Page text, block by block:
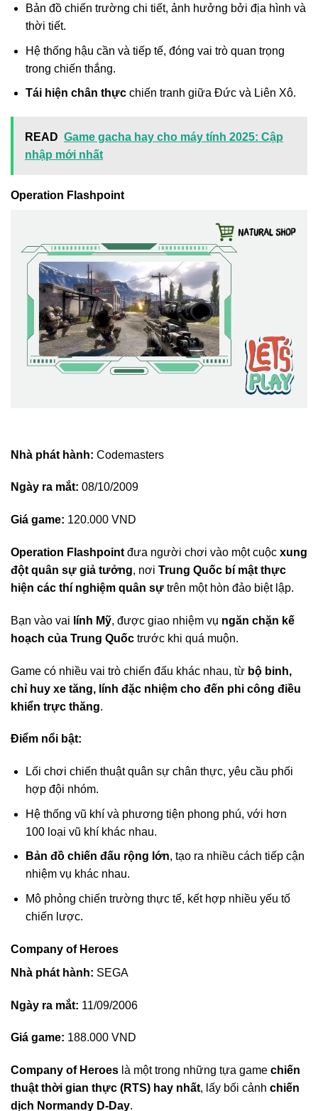
Bản đồ chiến trường chi tiết, ảnh hưởng bởi địa hình và
thời tiết.
Hệ thống hậu cần và tiếp tế, đóng vai trò quan trọng
trong chiến thắng.
Tái hiện chân thựcchiến tranh giữa Đức và Liên Xô.
READ Game gacha hay cho máy tính 2025: Cập
nhập mới nhất
Operation Flashpoint
Nhà phát hành: Codemasters
Ngày ra mắt: 08/10/2009
Giá game: 120.000 VND
Operation Flashpoint đưa người chơi vào một cuộc xung
đột quân sự giả tưởng, nơi Trung Quốc bí mật thực
hiện các thí nghiệm quân sự trên một hòn đảo biệt lập.
Bạn vào vai lính Mỹ, được giao nhiệm vụ ngăn chặn kế
hoạch của Trung Quốc trước khi quá muộn.
Game có nhiều vai trò chiến đấu khác nhau, từ bộ binh,
chỉ huy xe tăng, lính đặc nhiệm cho đến phi công điều
khiển trực thăng.
Điểm nổi bật:
Lối chơi chiến thuật quân sự chân thực, yêu cầu phối
hợp đội nhóm.
Hệ thống vũ khí và phương tiện phong phú, với hơn
100 loại vũ khí khác nhau.
Bản đồ chiến đấu rộng lớn, tạo ra nhiều cách tiếp cận
nhiệm vụ khác nhau.
Mô phỏng chiến trường thực tế, kết hợp nhiều yếu tố
chiến lược.
Company of Heroes
Nhà phát hành: SEGA
Ngày ra mắt: 11/09/2006
Giá game: 188.000 VND
Company of Heroes là một trong những tựa game chiến
thuật thời gian thực (RTS) hay nhất, lấy bối cảnh chiến
dịch Normandy D-Day.